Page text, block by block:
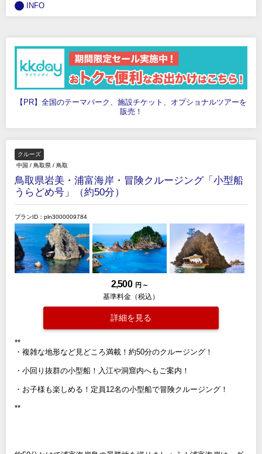
INFO
【PR】全国のテーマパーク、施設チケット、オプショナルツアーを
販売！
クルーズ
中国 / 鳥取県 / 鳥取
鳥取県岩美・浦富海岸・冒険クルージング「小型船
うらどめ号」（約50分）
プランID：pln3000009784
2,500 円 ～
基準料金（税込）
詳細を見る
**
・複雑な地形など見どころ満載！約50分のクルージング！
・小回り抜群の小型船！入江や洞窟内へもご案内！
・お子様も楽しめる！定員12名の小型船で冒険クルージング！
**